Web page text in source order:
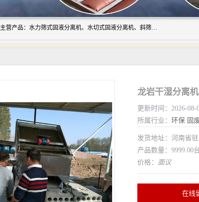
河南精拓环保设备有限公司（咨询电话：18595569755），主营产品：水力筛式固液分离机、水切式固液分离机、斜筛式干湿分离机、养猪场固液分离机、斜筛式固液分离机、屠宰场固液分离机、猪场干湿分离机等。公司从事固液分离设备及配套沼气池的研发、设计、销售与施工，并提供污水处理整体解决方案。
龙岩干湿分离
更新时间：2026-
所属行业： 环保 固
发货地址：河南省
产品数量：9999.00
价格： 面议
在线